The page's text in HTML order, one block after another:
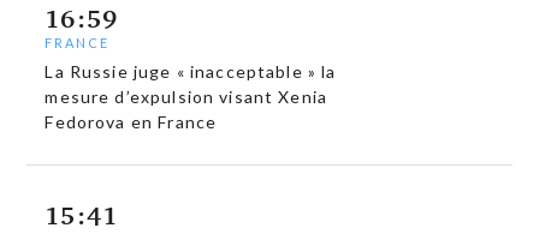
16:59
FRANCE
La Russie juge « inacceptable » la
mesure d’expulsion visant Xenia
Fedorova en France
15:41